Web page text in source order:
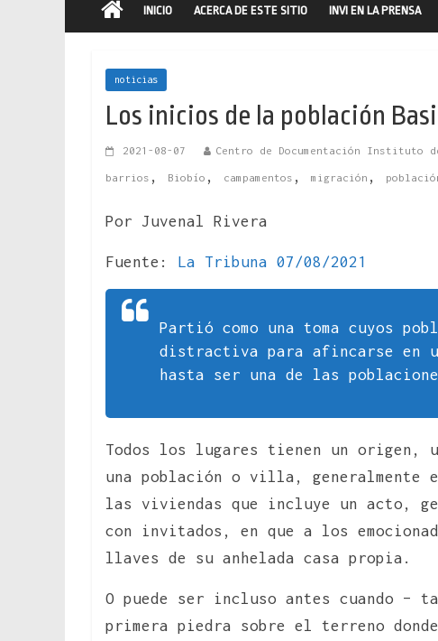
INICIO ACERCA DE ESTE SITIO INVI EN LA PRENSA
noticias
Los inicios de la población
2021-08-07 Centro de Documentación Instituto
barrios , Biobío , campamentos , migración ,
Por Juvenal Rivera
Fuente: La Tribuna 07/08/2021
Partió como una toma cuyos
distractiva para afincarse en
hasta ser una de las
Todos los lugares tienen un origen,
una población o villa,
las viviendas que incluye un acto,
con invitados, en que a los
llaves de su anhelada casa propia.
O puede ser incluso antes cuando –
primera piedra sobre el terreno